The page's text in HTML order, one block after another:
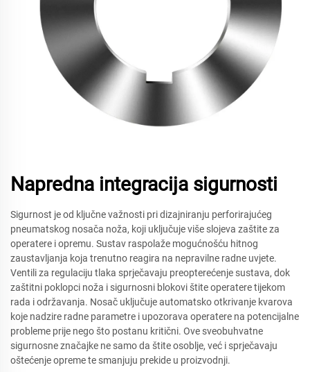
Napredna integracija sigurnosti
Sigurnost je od ključne važnosti pri dizajniranju perforirajućeg
pneumatskog nosača noža, koji uključuje više slojeva zaštite za
operatere i opremu. Sustav raspolaže mogućnošću hitnog
zaustavljanja koja trenutno reagira na nepravilne radne uvjete.
Ventili za regulaciju tlaka sprječavaju preopterećenje sustava, dok
zaštitni poklopci noža i sigurnosni blokovi štite operatere tijekom
rada i održavanja. Nosač uključuje automatsko otkrivanje kvarova
koje nadzire radne parametre i upozorava operatere na potencijalne
probleme prije nego što postanu kritični. Ove sveobuhvatne
sigurnosne značajke ne samo da štite osoblje, već i sprječavaju
oštećenje opreme te smanjuju prekide u proizvodnji.